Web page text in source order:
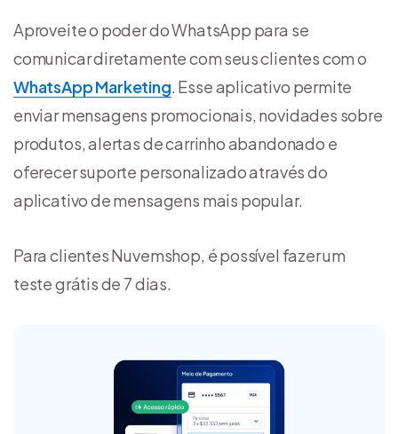
Aproveite o poder do WhatsApp para se
comunicar diretamente com seus clientes com o
WhatsApp Marketing. Esse aplicativo permite
enviar mensagens promocionais, novidades sobre
produtos, alertas de carrinho abandonado e
oferecer suporte personalizado através do
aplicativo de mensagens mais popular.
Para clientes Nuvemshop, é possível fazer um
teste grátis de 7 dias.